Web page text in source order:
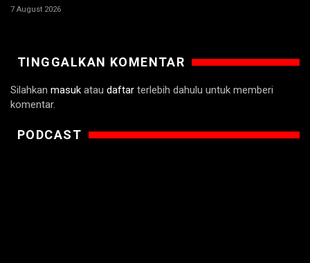
7 August 2026
TINGGALKAN KOMENTAR
Silahkan masuk atau daftar terlebih dahulu untuk memberi
komentar.
PODCAST